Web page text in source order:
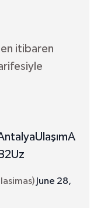
itibaren
June 28,